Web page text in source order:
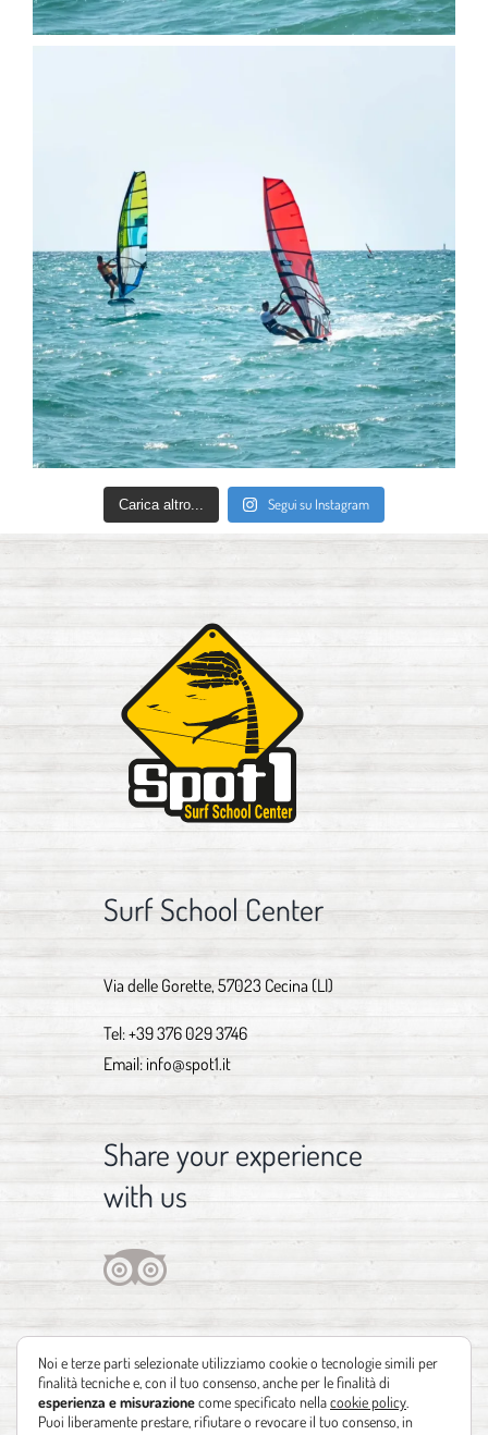
Carica altro... Segui su Instagram
Surf School Center
Via delle Gorette, 57023 Cecina (LI)
Tel:+39 376 029 3746
Email: info@spot1.it
Share your experience
with us
Noi e terze parti selezionate utilizziamo cookie o tecnologie simili per
finalità tecniche e, con il tuo consenso, anche per le finalità di
esperienza e misurazionecome specificato nellacookie policy
Puoi liberamente prestare, rifiutare o revocare il tuo consenso, in